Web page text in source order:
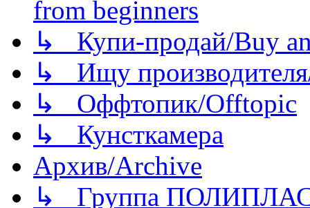
from beginners
↳ Купи-продай/Buy
↳ Ищу
↳ Оффтопик/Offtopic
↳ Кунсткамера
Архив/Archive
↳ Группа